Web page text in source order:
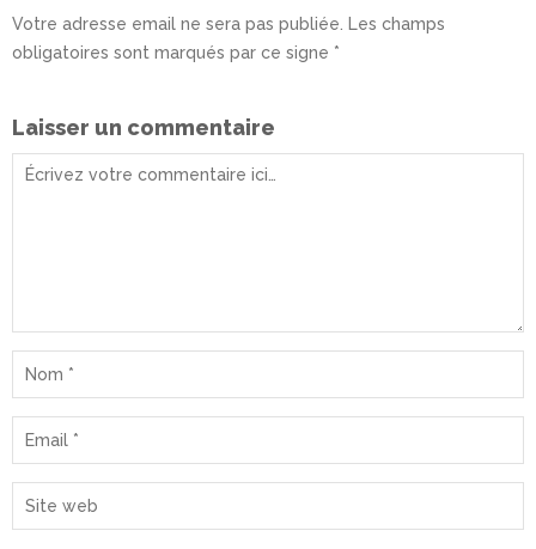
Votre adresse email ne sera pas publiée. Les champs
obligatoires sont marqués par ce signe *
Laisser un commentaire